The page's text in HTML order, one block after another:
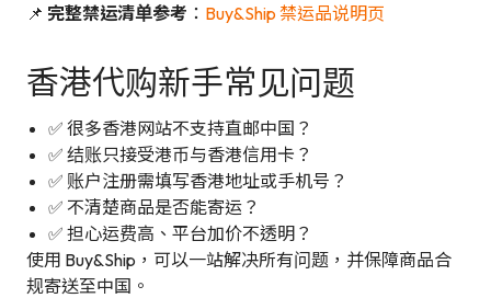
📌 完整禁运清单参考 ： Buy&Ship 禁运品说明页
香港代购新手常见问题
✅ 很多香港网站不支持直邮中国？
✅ 结账只接受港币与香港信用卡？
✅ 账户注册需填写香港地址或手机号？
✅ 不清楚商品是否能寄运？
✅ 担心运费高、平台加价不透明？
使用 Buy&Ship，可以一站解决所有问题，并保障商品合
规寄送至中国。